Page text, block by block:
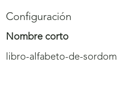
Configuración
Nombre corto
libro-alfabeto-de-